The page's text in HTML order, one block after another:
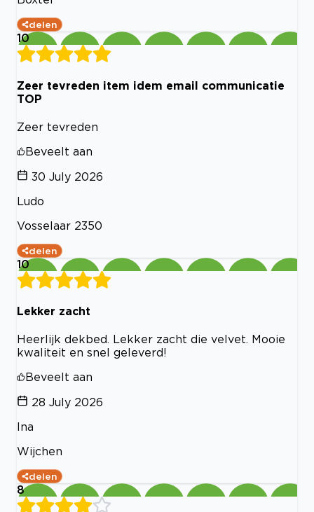
delen
10
Zeer tevreden item idem email communicatie
TOP
Zeer tevreden
Beveelt aan
30 July 2026
Ludo
Vosselaar 2350
delen
10
Lekker zacht
Heerlijk dekbed. Lekker zacht die velvet. Mooie
kwaliteit en snel geleverd!
Beveelt aan
28 July 2026
Ina
Wijchen
delen
8